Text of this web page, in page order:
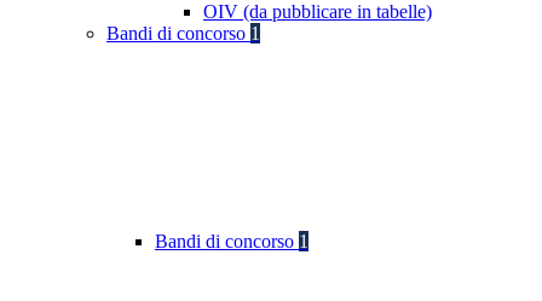
OIV (da pubblicare in tabelle)
Bandi di concorso 1
Bandi di concorso 1